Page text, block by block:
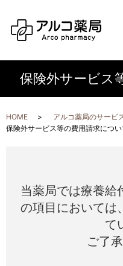
保険外サービス
HOME
アルコ薬局のサービ
保険外サービス等の費用請求につい
当薬局では療養給
の項目においては
て
ご了